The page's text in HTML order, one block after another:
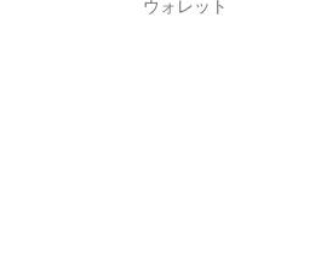
ウォレット